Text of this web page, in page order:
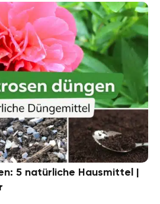
5 natürliche Hausmittel |